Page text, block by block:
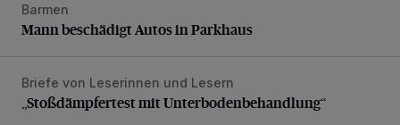
Mann beschädigt Autos in Parkhaus
Barmen
Mann beschädigt Autos in Parkhaus
„Stoßdämpfertest mit Unterbodenbehandlung“
Briefe von Leserinnen und Lesern
„Stoßdämpfertest mit Unterbodenbehandlung“